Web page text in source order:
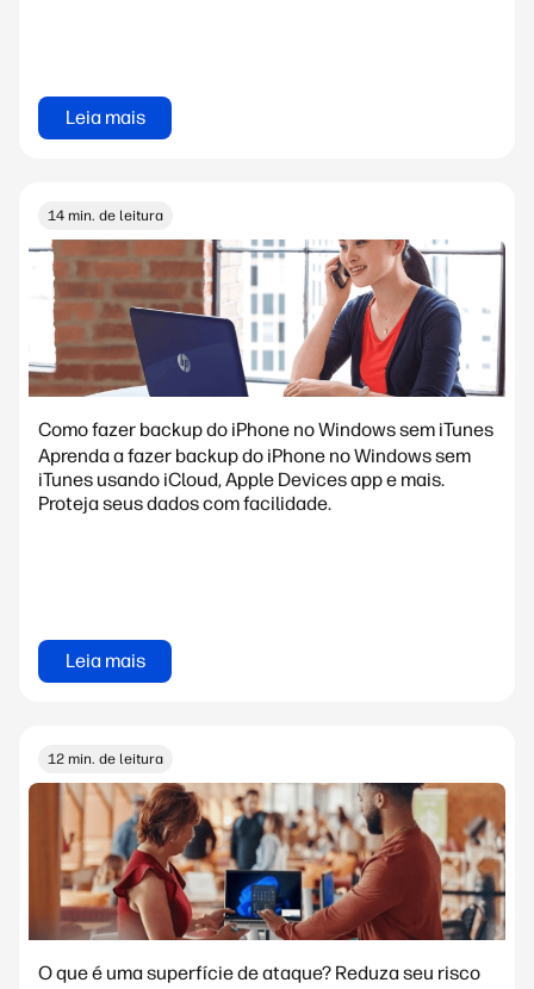
Leia mais
14 min. de leitura
Como fazer backup do iPhone no Windows sem iTunes
Aprenda a fazer backup do iPhone no Windows sem
iTunes usando iCloud, Apple Devices app e mais.
Proteja seus dados com facilidade.
Leia mais
12 min. de leitura
O que é uma superfície de ataque? Reduza seu risco